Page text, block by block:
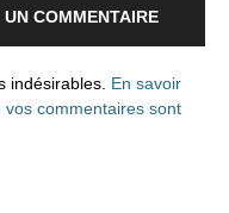
COMMENTAIRE
indésirables. En savoir
commentaires sont